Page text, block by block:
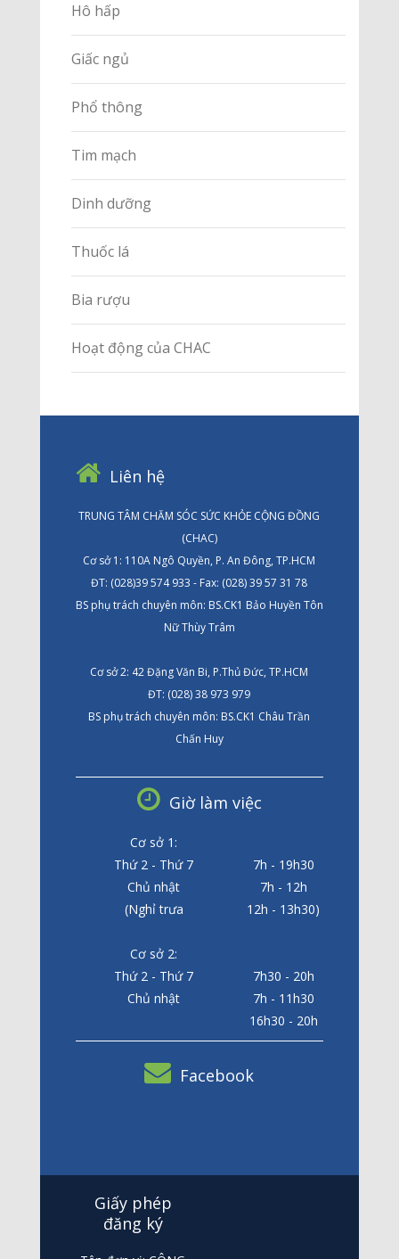
Hô hấp
Giấc ngủ
Phổ thông
Tim mạch
Dinh dưỡng
Thuốc lá
Bia rượu
Hoạt động của CHAC
Liên hệ
TRUNG TÂM CHĂM SÓC SỨC KHỎE CỘNG ĐỒNG
(CHAC)
Cơ sở 1: 110A Ngô Quyền, P. An Đông, TP.HCM
ĐT: (028)39 574 933 - Fax: (028) 39 57 31 78
BS phụ trách chuyên môn: BS.CK1 Bảo Huyền Tôn
Nữ Thùy Trâm
Cơ sở 2: 42 Đặng Văn Bi, P.Thủ Đức, TP.HCM
ĐT: (028) 38 973 979
BS phụ trách chuyên môn: BS.CK1 Châu Trần
Chấn Huy
Giờ làm việc
Cơ sở 1:
Thứ 2 - Thứ 7
7h - 19h30
Chủ nhật
7h - 12h
(Nghỉ trưa
12h - 13h30)
Cơ sở 2:
Thứ 2 - Thứ 7
7h30 - 20h
Chủ nhật
7h - 11h30
16h30 - 20h
Facebook
Giấy phép
đăng ký